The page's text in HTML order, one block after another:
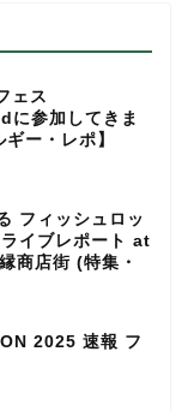
ェス
参加してきま
ー・レポ】
フィッシュロッ
イブレポート at
商店街 (特集・
2025 速報 フ